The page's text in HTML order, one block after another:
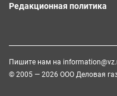
Редакционная политика
Пишите нам на
© 2005 — 2026 ООО Деловая